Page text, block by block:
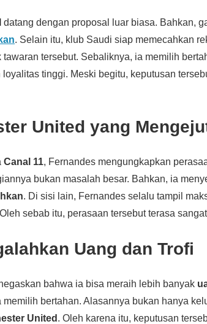
datang dengan proposal luar biasa. Bahkan,
. Selain itu, klub Saudi siap memecahkan
tawaran tersebut. Sebaliknya, ia memilih
tinggi. Meski begitu, keputusan
United yang
Canal 11, Fernandes mengungkapkan
bukan masalah besar. Bahkan, ia
. Di sisi lain, Fernandes selalu tampil
sebab itu, perasaan tersebut terasa
Uang dan Trofi
bahwa ia bisa meraih lebih banyak
bertahan. Alasannya bukan hanya
United . Oleh karena itu, keputusan